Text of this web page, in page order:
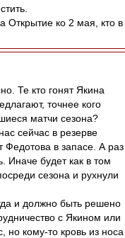
Открытие ко 2 мая, кто в
Те кто гонят Якина
точнее кого
матчи сезона?
сейчас в резерве
Федотова в запасе. А раз
Иначе будет как в том
сезона и рухнули
и должно быть решено
с Якином или
но кому-то кровь из носа